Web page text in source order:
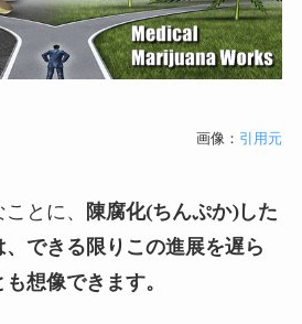
画像： 引用元
とに、 陳腐化(ちんぷか)した
できる限りこの進展を遅ら
想像できます。